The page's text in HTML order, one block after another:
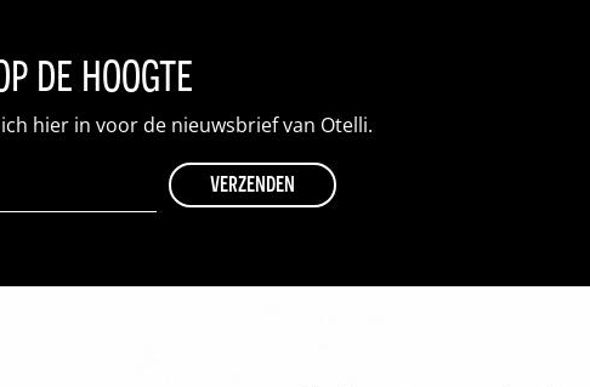
de hoogte
hier in voor de nieuwsbrief van Otelli.